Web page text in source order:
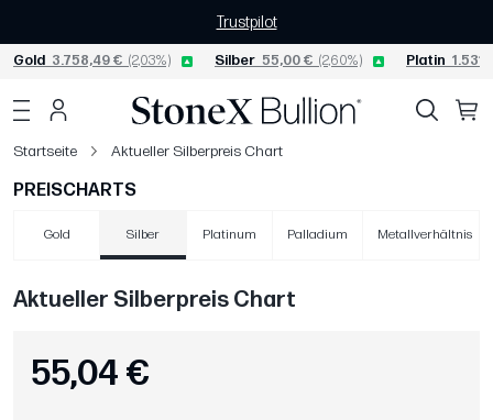
Trustpilot
Gold 3.758,49 € (2,03%) Silber 55,00 € (2,60%) Platin
Startseite Aktueller Silberpreis Chart
PREISCHARTS
Gold Silber Platinum Palladium Metallverhältnis
Aktueller Silberpreis Chart
55,04 €